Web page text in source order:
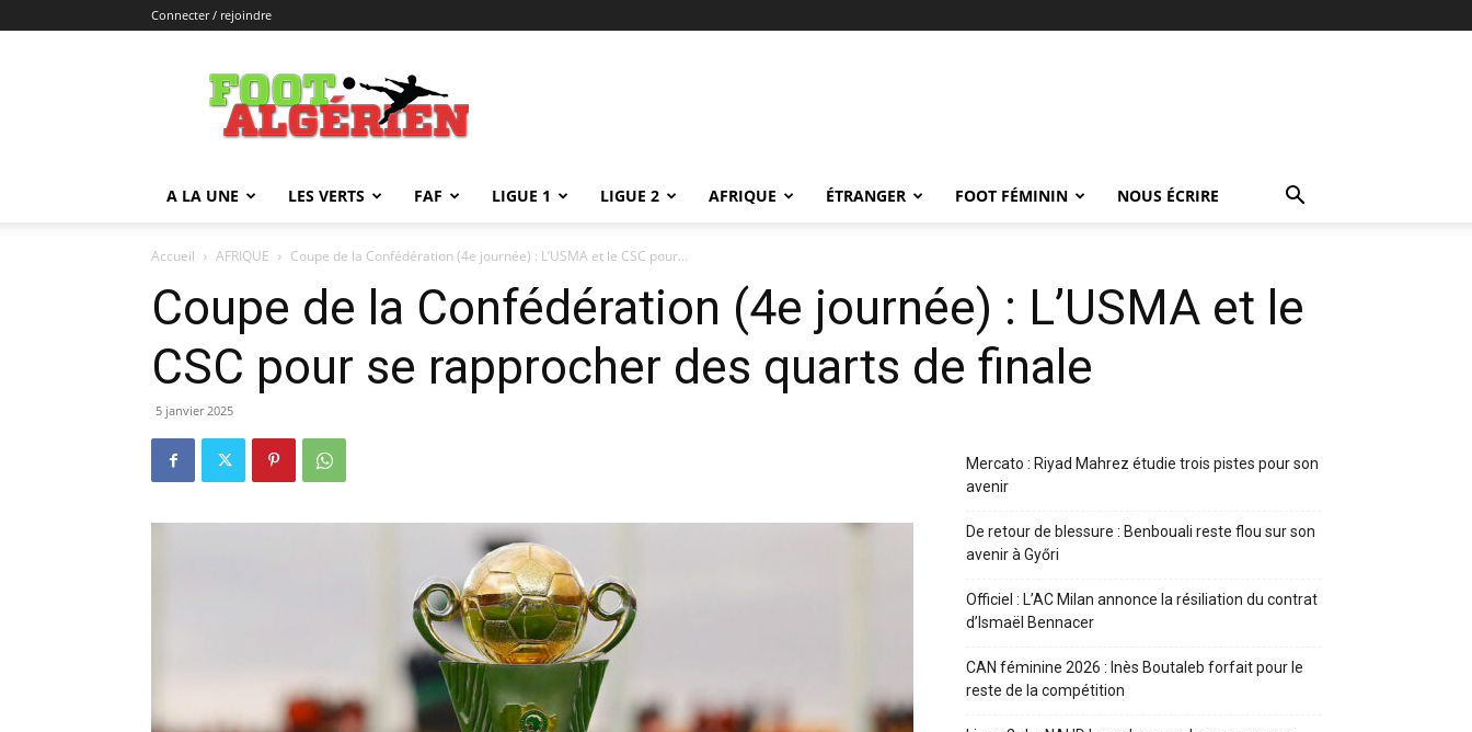
Connecter / rejoindre
FOOTALGERIEN
A LA UNE LES VERTS FAF LIGUE 1 LIGUE 2 AFRIQUE ÉTRANGER FOOT FÉMININ NOUS ÉCRIRE
Accueil AFRIQUE Coupe de la Confédération (4e journée) : L’USMA et le CSC pour...
Coupe de la Confédération (4e journée) : L’USMA et le
CSC pour se rapprocher des quarts de finale
5 janvier 2025
Mercato : Riyad Mahrez étudie trois pistes pour son
avenir
De retour de blessure : Benbouali reste flou sur son
avenir à Győri
Officiel : L’AC Milan annonce la résiliation du contrat
d’Ismaël Bennacer
CAN féminine 2026 : Inès Boutaleb forfait pour le
reste de la compétition